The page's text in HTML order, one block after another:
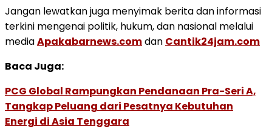
Jangan lewatkan juga menyimak berita dan informasi
terkini mengenai politik, hukum, dan nasional melalui
mediaApakabarnews.comdan Cantik24jam.com
Baca Juga:
PCG Global Rampungkan Pendanaan Pra-Seri A,
Tangkap Peluang dari Pesatnya Kebutuhan
Energi di Asia Tenggara